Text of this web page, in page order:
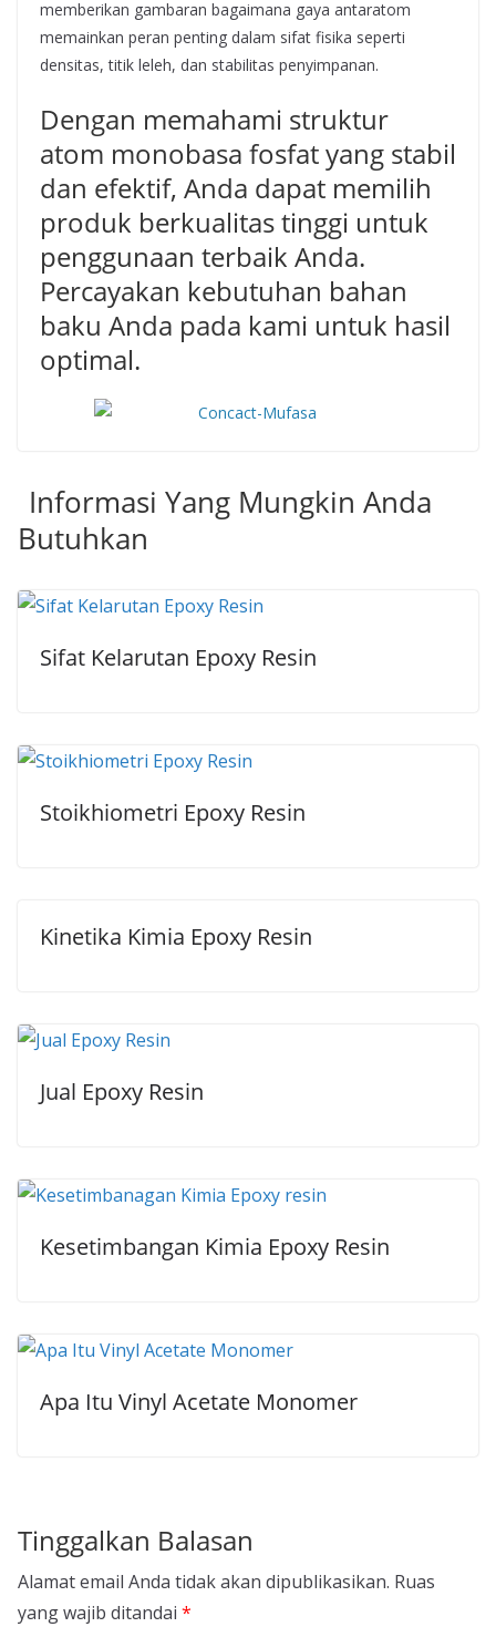
memberikan gambaran bagaimana gaya antaratom
memainkan peran penting dalam sifat fisika seperti
densitas, titik leleh, dan stabilitas penyimpanan.
Dengan memahami struktur
atom monobasa fosfat yang stabil
dan efektif, Anda dapat memilih
produk berkualitas tinggi untuk
penggunaan terbaik Anda.
Percayakan kebutuhan bahan
baku Anda pada kami untuk hasil
optimal.
Informasi Yang Mungkin Anda
Butuhkan
Sifat Kelarutan Epoxy Resin
Stoikhiometri Epoxy Resin
Kinetika Kimia Epoxy Resin
Jual Epoxy Resin
Kesetimbangan Kimia Epoxy Resin
Apa Itu Vinyl Acetate Monomer
Tinggalkan Balasan
Alamat email Anda tidak akan dipublikasikan. Ruas
yang wajib ditandai *